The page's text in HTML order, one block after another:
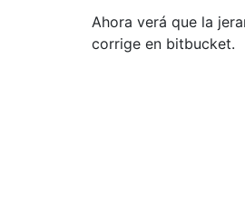
Ahora verá que la
corrige en bitbucket.